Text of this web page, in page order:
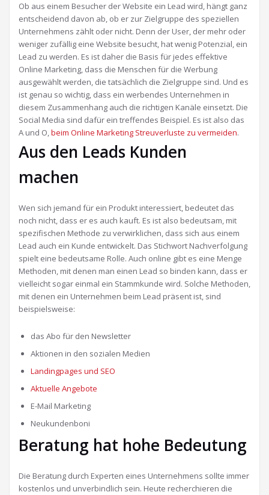
Ob aus einem Besucher der Website ein Lead wird, hängt ganz
entscheidend davon ab, ob er zur Zielgruppe des speziellen
Unternehmens zählt oder nicht. Denn der User, der mehr oder
weniger zufällig eine Website besucht, hat wenig Potenzial, ein
Lead zu werden. Es ist daher die Basis für jedes effektive
Online Marketing, dass die Menschen für die Werbung
ausgewählt werden, die tatsächlich die Zielgruppe sind. Und es
ist genau so wichtig, dass ein werbendes Unternehmen in
diesem Zusammenhang auch die richtigen Kanäle einsetzt. Die
Social Media sind dafür ein treffendes Beispiel. Es ist also das
A und O,beim Online Marketing Streuverluste zu vermeiden.
Aus den Leads Kunden
machen
Wen sich jemand für ein Produkt interessiert, bedeutet das
noch nicht, dass er es auch kauft. Es ist also bedeutsam, mit
spezifischen Methode zu verwirklichen, dass sich aus einem
Lead auch ein Kunde entwickelt. Das Stichwort Nachverfolgung
spielt eine bedeutsame Rolle. Auch online gibt es eine Menge
Methoden, mit denen man einen Lead so binden kann, dass er
vielleicht sogar einmal ein Stammkunde wird. Solche Methoden,
mit denen ein Unternehmen beim Lead präsent ist, sind
beispielsweise:
das Abo für den Newsletter
Aktionen in den sozialen Medien
Landingpages und SEO
Aktuelle Angebote
E-Mail Marketing
Neukundenboni
Beratung hat hohe Bedeutung
Die Beratung durch Experten eines Unternehmens sollte immer
kostenlos und unverbindlich sein. Heute recherchieren die